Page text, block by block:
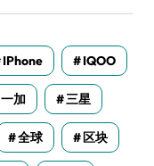
IPhone IQOO
一加 三星
全球 区块